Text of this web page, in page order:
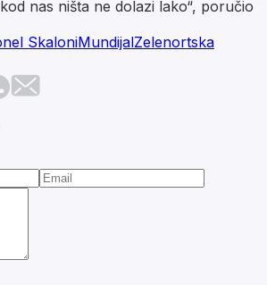
nas ništa ne dolazi lako“, poručio
SkaloniMundijalZelenortska